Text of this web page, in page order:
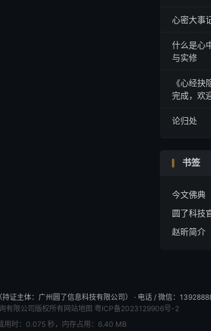
心密大事
什么是心
与实修
《心经
完成，欢
论归处
书签
今文佛典
圆了科技
赵昕简介
证主体：广州圆了信息科技有限公司） · 电话 / 微信：
有限公司版权所有 网站地图 粤ICP备2023129906号-2
用时：0.075 秒，内存占用：6.40 MB